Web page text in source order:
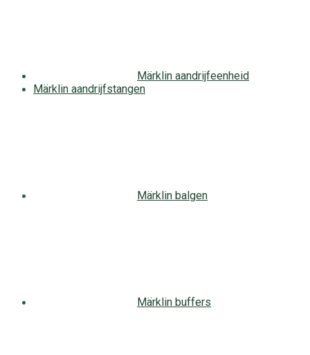
Märklin aandrijfeenheid
Märklin aandrijfstangen
Märklin balgen
Märklin buffers